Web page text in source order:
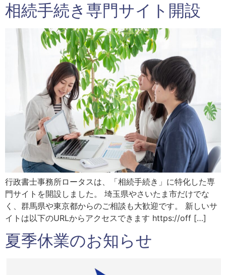
相続手続き専門サイト開設
行政書士事務所ロータスは、「相続手続き」に特化した専
門サイトを開設しました。 埼玉県やさいたま市だけでな
く、群馬県や東京都からのご相談も大歓迎です。 新しいサ
イトは以下のURLからアクセスできます https://off […]
夏季休業のお知らせ